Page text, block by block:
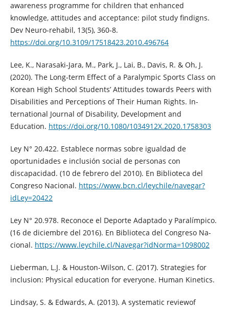
awareness programme for children that enhanced
knowledge, attitudes and acceptance: pilot study findigns.
Dev Neuro-rehabil, 13(5), 360-8.
https://doi.org/10.3109/17518423.2010.496764
Lee, K., Narasaki-Jara, M., Park, J., Lai, B., Davis, R. & Oh, J.
(2020). The Long-term Effect of a Paralympic Sports Class on
Korean High School Students’ Attitudes towards Peers with
Disabilities and Perceptions of Their Human Rights. In-
ternational Journal of Disability, Development and
Education. https://doi.org/10.1080/1034912X.2020.1758303
Ley N° 20.422. Establece normas sobre igualdad de
oportunidades e inclusión social de personas con
discapacidad. (10 de febrero del 2010). En Biblioteca del
Congreso Nacional. https://www.bcn.cl/leychile/navegar?
idLey=20422
Ley N° 20.978. Reconoce el Deporte Adaptado y Paralímpico.
(16 de diciembre del 2016). En Biblioteca del Congreso Na-
cional. https://www.leychile.cl/Navegar?idNorma=1098002
Lieberman, L.J. & Houston-Wilson, C. (2017). Strategies for
inclusion: Physical education for everyone. Human Kinetics.
Lindsay, S. & Edwards, A. (2013). A systematic reviewof